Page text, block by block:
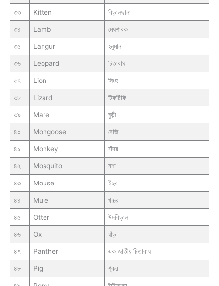
৩৩ Kitten বিড়ালছানা
৩৪ Lamb মেষশাবক
৩৫ Langur হনুমান
৩৬ Leopard চিতাবাঘ
৩৭ Lion সিংহ
৩৮ Lizard টিকটিকি
৩৯ Mare ঘুড়ী
৪০ Mongoose বেজি
৪১ Monkey বাঁদর
৪২ Mosquito মশা
৪৩ Mouse ইঁদুর
৪৪ Mule খচ্চর
৪৫ Otter উদবিড়াল
৪৬ Ox ষাঁড়
৪৭ Panther এক জাতীয় চিতাবাঘ
৪৮ Pig শূকর